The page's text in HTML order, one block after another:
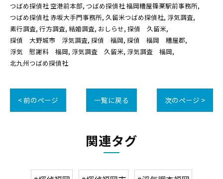
つばめ探偵社 空港前本部 つばめ探偵社 福岡糟屋篠栗駅前事務所
つばめ探偵社 赤坂大手門事務所 久留米つばめ探偵社 浮気調査
素行調査 行方調査 結婚調査 おしらせ 探偵 久留米
探偵 大野城市 浮気調査 探偵 福岡 探偵 福岡 糟屋郡
浮気 慰謝料 福岡 浮気調査 久留米 浮気調査 福岡
北九州つばめ探偵社
< 前のページ 一覧に戻る 次のページ >
関連タグ